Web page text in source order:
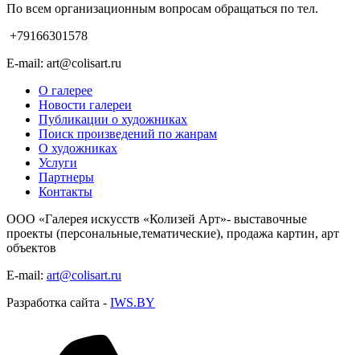
По всем организационным вопросам обращаться по тел.
+79166301578
E-mail: art@colisart.ru
О галерее
Новости галереи
Публикации о художниках
Поиск произведений по жанрам
О художниках
Услуги
Партнеры
Контакты
ООО «Галерея искусств «Колизей Арт»- выставочные
проекты (персональные,тематические), продажа картин, арт
объектов
E-mail: art@colisart.ru
Разработка сайта - IWS.BY